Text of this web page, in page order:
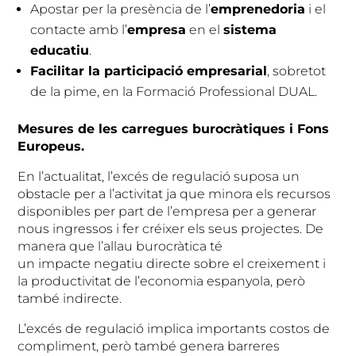
Apostar per la presència de l’emprenedoria i el
contacte amb l’empresa en elsistema
educatiu.
Facilitar la participació empresarial, sobretot
de la pime, en la Formació Professional DUAL.
Mesures de les carregues burocràtiques i Fons
Europeus.
En l’actualitat, l’excés de regulació suposa un
obstacle per a l’activitat ja que minora els recursos
disponibles per part de l’empresa per a generar
nous ingressos i fer créixer els seus projectes. De
manera que l’allau burocràtica té
un impacte negatiu directe sobre el creixement i
la productivitat de l’economia espanyola, però
també indirecte.
L’excés de regulació implica importants costos de
compliment, però també genera barreres